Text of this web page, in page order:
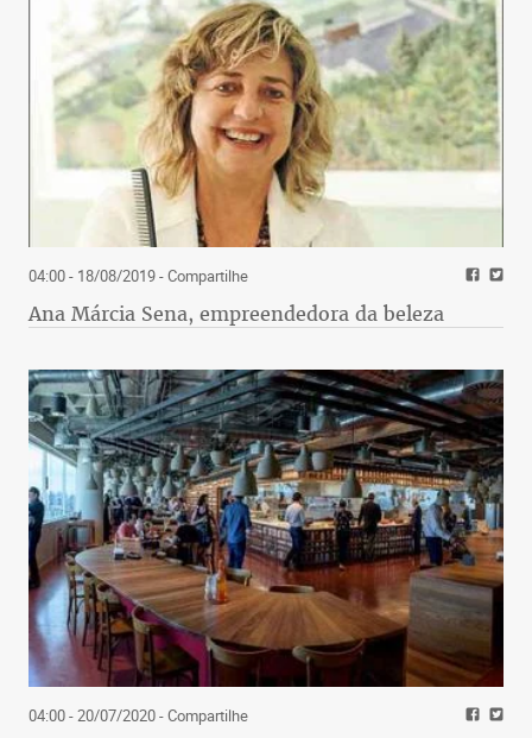
04:00 - 18/08/2019- Compartilhe
Ana Márcia Sena, empreendedora da beleza
04:00 - 20/07/2020- Compartilhe